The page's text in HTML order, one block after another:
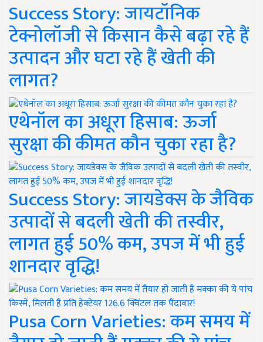
Success Story: जायटॉनिक
टेक्नोलॉजी से किसान कैसे बढ़ा रहे हैं
उत्पादन और घटा रहे हैं खेती की
लागत?
एथेनॉल का अधूरा हिसाब: ऊर्जा
सुरक्षा की कीमत कौन चुका रहा है?
Success Story: जायडेक्स के जैविक
उत्पादों से बदली खेती की तस्वीर,
लागत हुई 50% कम, उपज में भी हुई
शानदार वृद्धि!
Pusa Corn Varieties: कम समय में